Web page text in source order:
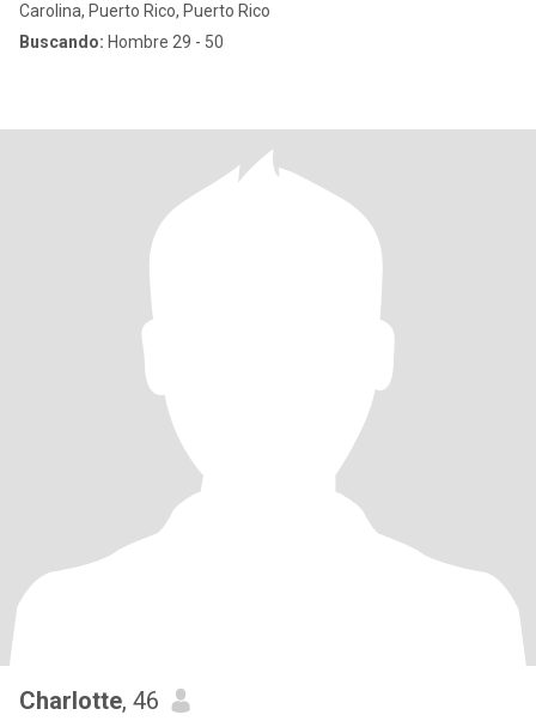
Carolina, Puerto Rico, Puerto Rico
Buscando: Hombre 29 - 50
Charlotte, 46